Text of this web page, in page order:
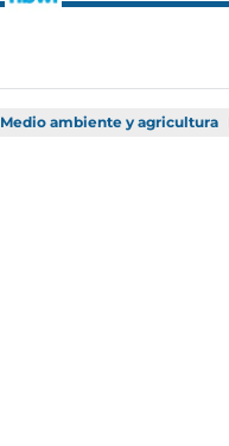
Medio ambiente y agricultura